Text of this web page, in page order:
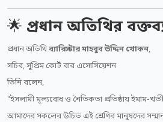
🌟 প্রধান অতিথির
প্রধান অতিথিব্যারিস্টার মাহবুব উদ্দিন খোকন,
সচিব, সুপ্রিম কোর্ট বার এসোসিয়েশন
তিনি বলেন,
"ইসলামী মূল্যবোধ ও নৈতিকতা প্রতিষ্ঠায় ইমাম-
আমাদের সকলের উচিত এই শ্রেণির মানুষদের সম্মান